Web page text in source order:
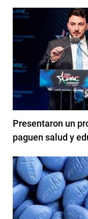
Presentaron un
paguen salud y